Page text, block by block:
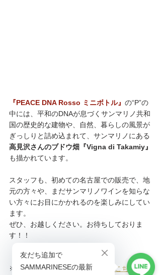
『PEACE DNA Rosso ミニボトル』 の“P”の
中には、平和のDNAが息づくサンマリノ共和
国の歴史的な建物や、自然、暮らしの風景が
ぎっしりと詰め込まれて、サンマリノにある
高見沢さんのブドウ畑『Vigna di Takamiy』
も描かれています。
スタッフも、初めての名古屋での販売で、地
元の方々や、まだサンマリノワインを知らな
い方々にお目にかかれるのを楽しみにしてい
ます。
ぜひ、お越しください。お待ちしておりま
す！！
※高見沢シリーズをご購入の方は こちら